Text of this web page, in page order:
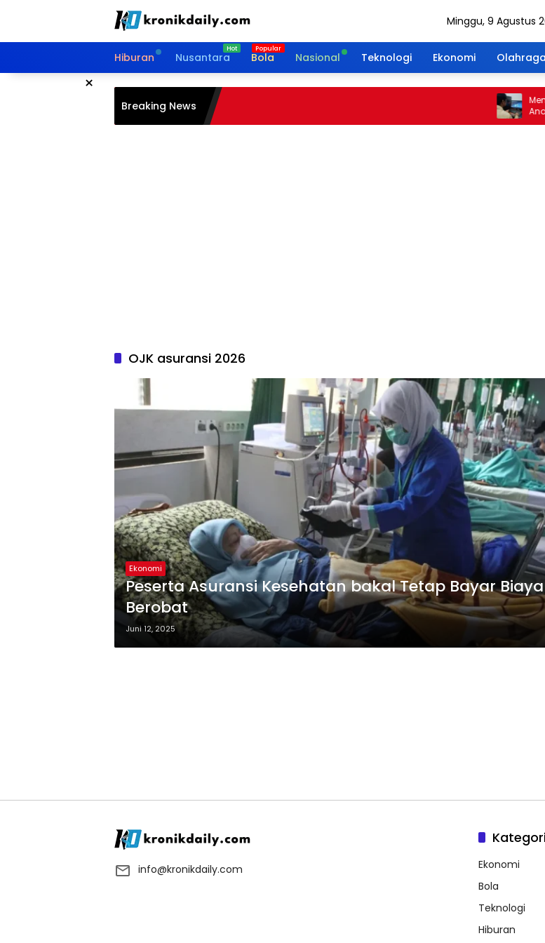
Minggu, 9 Agustus
Hiburan Nusantara Bola Nasional Teknologi Ekonomi Olahraga
×
Breaking News
Menolak
Anak
Portal
OJK asuransi 2026
Ekonomi
Peserta Asuransi Kesehatan bakal Tetap Bayar Biaya
Berobat
Juni 12, 2025
info@kronikdaily.com
Ekonomi
Bola
Teknologi
Hiburan